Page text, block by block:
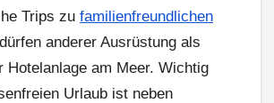
Trips zu familienfreundlichen
anderer Ausrüstung als
Hotelanlage am Meer. Wichtig
Urlaub ist neben